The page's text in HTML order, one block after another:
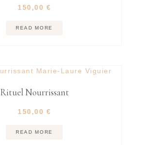
150,00 €
READ MORE
Rituel Nourrissant
150,00 €
READ MORE